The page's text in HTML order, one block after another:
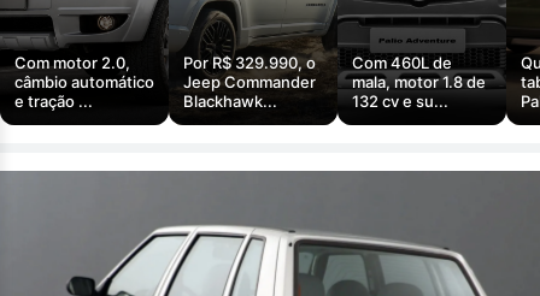
Com motor 2.0,
câmbio automático
e tração ...
Por R$ 329.990, o
Jeep Commander
Blackhawk...
Com 460L de
mala, motor 1.8 de
132 cv e su...